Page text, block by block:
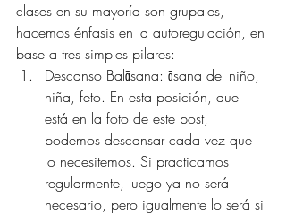
clases en su mayoría son grupales,
hacemos énfasis en la autoregulación, en
base a tres simples pilares:
Descanso Balāsana: āsana del niño,
niña, feto. En esta posición, que
está en la foto de este post,
podemos descansar cada vez que
lo necesitemos. Si practicamos
regularmente, luego ya no será
necesario, pero igualmente lo será si